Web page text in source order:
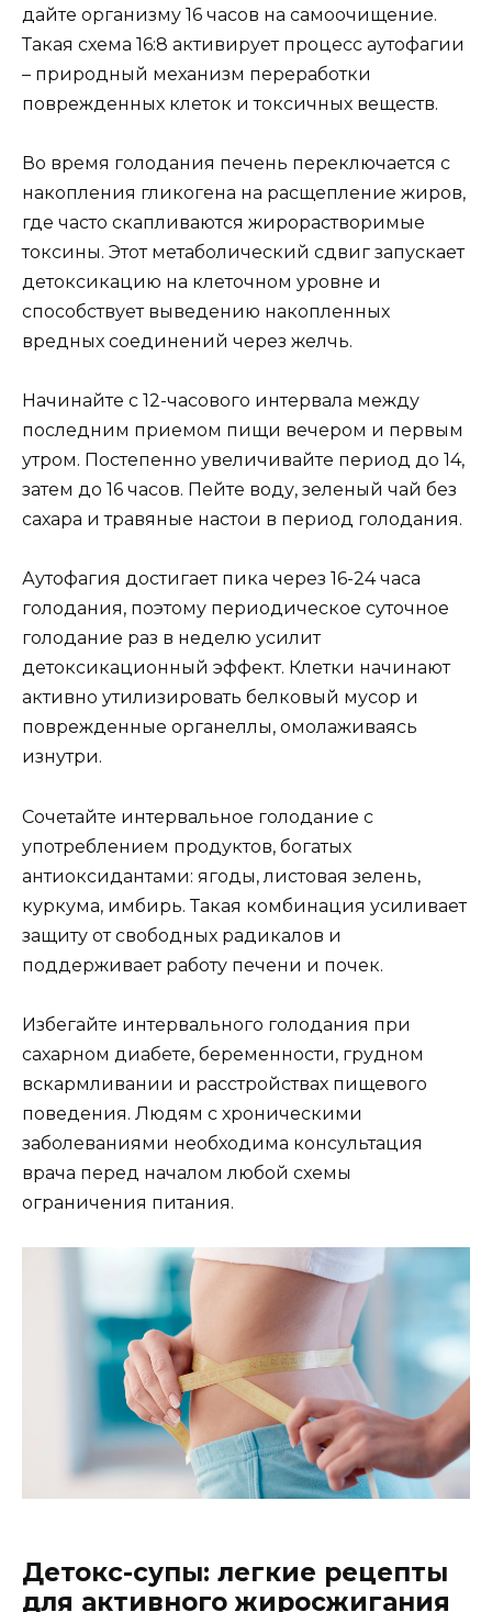
дайте организму 16 часов на самоочищение.
Такая схема 16:8 активирует процесс аутофагии
– природный механизм переработки
поврежденных клеток и токсичных веществ.
Во время голодания печень переключается с
накопления гликогена на расщепление жиров,
где часто скапливаются жирорастворимые
токсины. Этот метаболический сдвиг запускает
детоксикацию на клеточном уровне и
способствует выведению накопленных
вредных соединений через желчь.
Начинайте с 12-часового интервала между
последним приемом пищи вечером и первым
утром. Постепенно увеличивайте период до 14,
затем до 16 часов. Пейте воду, зеленый чай без
сахара и травяные настои в период голодания.
Аутофагия достигает пика через 16-24 часа
голодания, поэтому периодическое суточное
голодание раз в неделю усилит
детоксикационный эффект. Клетки начинают
активно утилизировать белковый мусор и
поврежденные органеллы, омолаживаясь
изнутри.
Сочетайте интервальное голодание с
употреблением продуктов, богатых
антиоксидантами: ягоды, листовая зелень,
куркума, имбирь. Такая комбинация усиливает
защиту от свободных радикалов и
поддерживает работу печени и почек.
Избегайте интервального голодания при
сахарном диабете, беременности, грудном
вскармливании и расстройствах пищевого
поведения. Людям с хроническими
заболеваниями необходима консультация
врача перед началом любой схемы
ограничения питания.
Детокс-супы: легкие рецепты
для активного жиросжигания